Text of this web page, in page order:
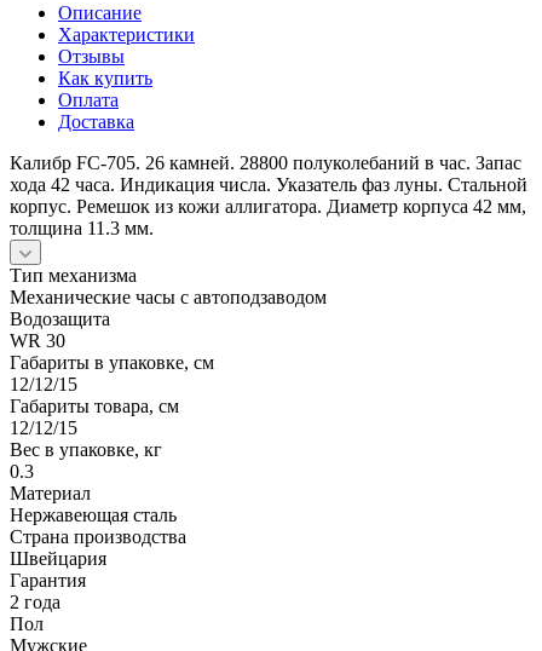
Описание
Характеристики
Отзывы
Как купить
Оплата
Доставка
Калибр FC-705. 26 камней. 28800 полуколебаний в час. Запас
хода 42 часа. Индикация числа. Указатель фаз луны. Стальной
корпус. Ремешок из кожи аллигатора. Диаметр корпуса 42 мм,
толщина 11.3 мм.
Тип механизма
Механические часы с автоподзаводом
Водозащита
WR 30
Габариты в упаковке, см
12/12/15
Габариты товара, см
12/12/15
Вес в упаковке, кг
0.3
Материал
Нержавеющая сталь
Страна производства
Швейцария
Гарантия
2 года
Пол
Мужские